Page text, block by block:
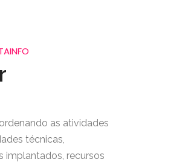
as atividades
técnicas,
implantados, recursos